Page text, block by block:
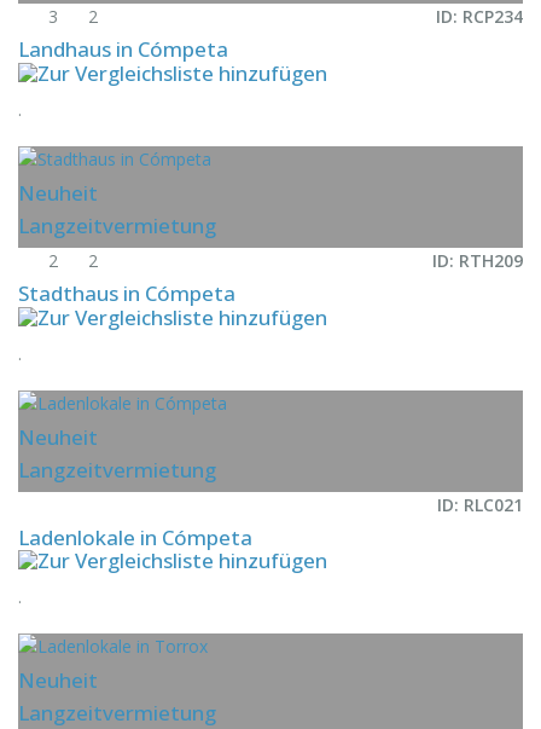
3 2 ID: RCP234
Landhaus in Cómpeta
.
Neuheit
Langzeitvermietung
2 2 ID: RTH209
Stadthaus in Cómpeta
.
Neuheit
Langzeitvermietung
ID: RLC021
Ladenlokale in Cómpeta
.
Neuheit
Langzeitvermietung